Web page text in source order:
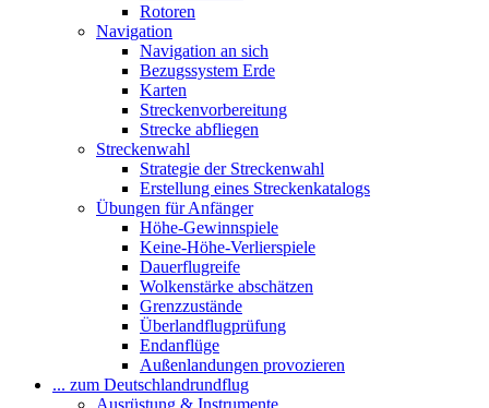
Rotoren
Navigation
Navigation an sich
Bezugssystem Erde
Karten
Streckenvorbereitung
Strecke abfliegen
Streckenwahl
Strategie der Streckenwahl
Erstellung eines Streckenkatalogs
Übungen für Anfänger
Höhe-Gewinnspiele
Keine-Höhe-Verlierspiele
Dauerflugreife
Wolkenstärke abschätzen
Grenzzustände
Überlandflugprüfung
Endanflüge
Außenlandungen provozieren
... zum Deutschlandrundflug
Ausrüstung & Instrumente